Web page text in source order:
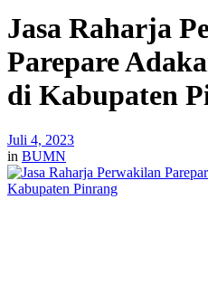
Jasa Raharja
Parepare
di Kabupaten
Juli 4, 2023
in BUMN